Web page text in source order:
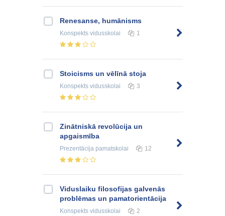
Renesanse, humānisms
Konspekts vidusskolai 1
Stoicisms un vēlīnā stoja
Konspekts vidusskolai 3
Zinātniskā revolūcija un
apgaismība
Prezentācija pamatskolai 12
Viduslaiku filosofijas galvenās
problēmas un pamatorientācija
Konspekts vidusskolai 2